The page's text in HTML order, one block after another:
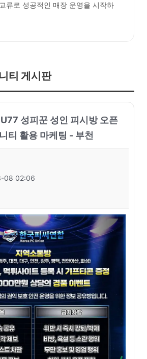
류로 성공적인 매장 운영을 시작하
티 게시판
성피꾼 성인 피시방 오픈
티 활용 마케팅 - 부천
08 02:06